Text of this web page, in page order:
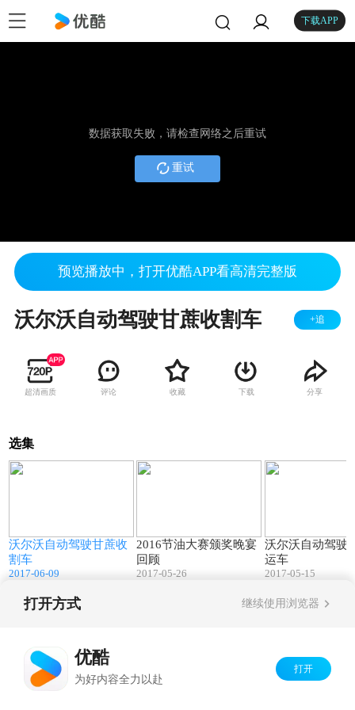
下载APP
数据获取失败，请检查网络之后重试
重试
预览播放中，打开优酷APP看高清完整版
沃尔沃自动驾驶甘蔗收割车 +追
超清画质 评论 收藏 下载 分享
选集
沃尔沃自动驾驶甘蔗收
割车
2017-06-09
2016节油大赛颁奖晚宴
回顾
2017-05-26
沃尔沃自动驾驶
运车
2017-05-15
打开方式 继续使用浏览器
优酷
为好内容全力以赴
打开